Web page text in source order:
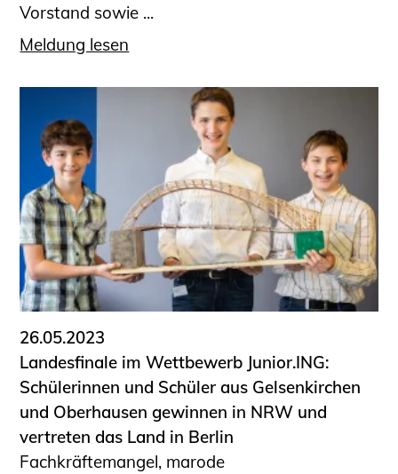
Vorstand sowie ...
Meldung lesen
26.05.2023
Landesfinale im Wettbewerb Junior.ING:
Schülerinnen und Schüler aus Gelsenkirchen
und Oberhausen gewinnen in NRW und
vertreten das Land in Berlin
Fachkräftemangel, marode